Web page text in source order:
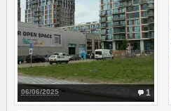
1
06/06/2025